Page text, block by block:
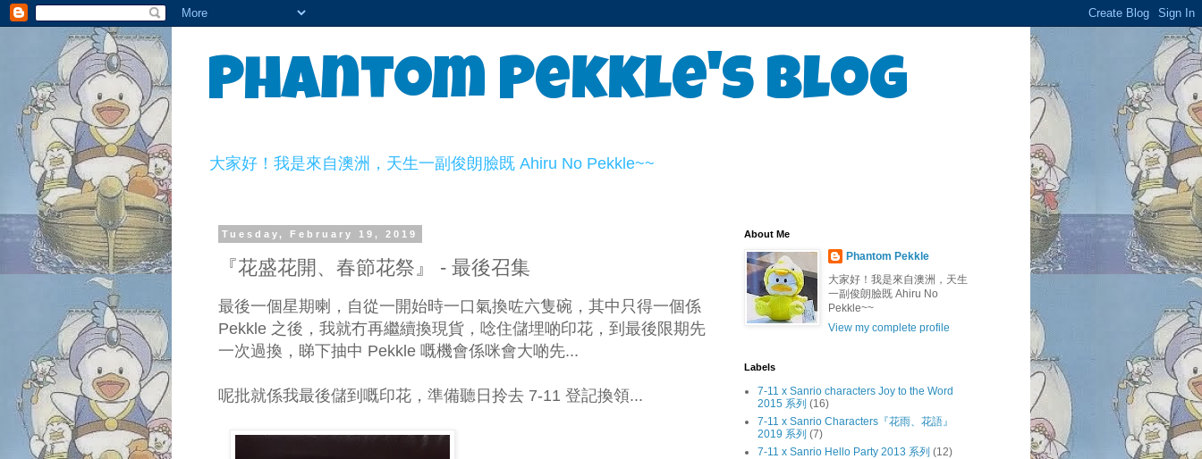
Phantom Pekkle's Blog
大家好！我是來自澳洲，天生一副俊朗臉既 Ahiru No Pekkle~~
Tuesday, February 19, 2019
『花盛花開、春節花祭』 - 最後召集
最後一個星期喇，自從一開始時一口氣換咗六隻碗，其中只得一個係
Pekkle 之後，我就冇再繼續換現貨，唸住儲埋啲印花，到最後限期先
一次過換，睇下抽中 Pekkle 嘅機會係咪會大啲先...
呢批就係我最後儲到嘅印花，準備聽日拎去 7-11 登記換領...
About Me
Phantom Pekkle
大家好！我是來自澳洲，天生
一副俊朗臉既 Ahiru No
Pekkle~~
View my complete profile
Labels
7-11 x Sanrio characters Joy to the Word
2015 系列 (16)
7-11 x Sanrio Characters『花雨、花語』
2019 系列 (7)
7-11 x Sanrio Hello Party 2013 系列 (12)